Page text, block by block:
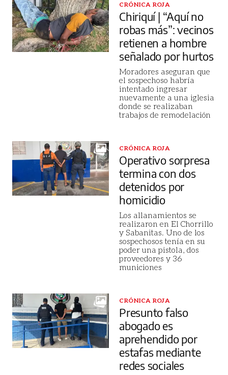
CRÓNICA ROJA
Chiriquí | “Aquí no
robas más”: vecinos
retienen a hombre
señalado por hurtos
Moradores aseguran que
el sospechoso habría
intentado ingresar
nuevamente a una iglesia
donde se realizaban
trabajos de remodelación
CRÓNICA ROJA
Operativo sorpresa
termina con dos
detenidos por
homicidio
Los allanamientos se
realizaron en El Chorrillo
y Sabanitas. Uno de los
sospechosos tenía en su
poder una pistola, dos
proveedores y 36
municiones
CRÓNICA ROJA
Presunto falso
abogado es
aprehendido por
estafas mediante
redes sociales